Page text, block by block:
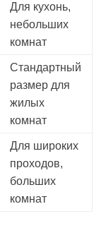
Для кухонь,
небольших
комнат
Стандартный
размер для
жилых
комнат
Для широких
проходов,
больших
комнат